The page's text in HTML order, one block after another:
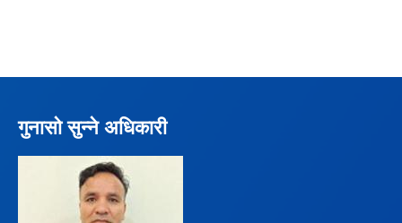
गुनासो सुन्ने अधिकारी